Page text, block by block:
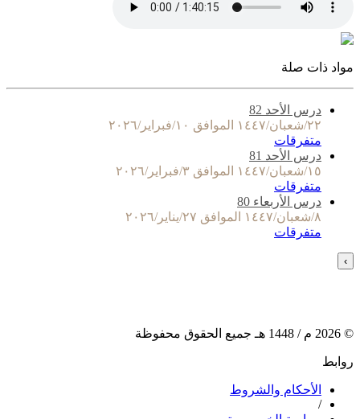
مواد ذات صلة
درس الأحد 82
٢٢/شعبان/١٤٤٧ الموافق ١٠/فبراير/٢٠٢٦
متفرقات
درس الأحد 81
١٥/شعبان/١٤٤٧ الموافق ٣/فبراير/٢٠٢٦
متفرقات
درس الأربعاء 80
٨/شعبان/١٤٤٧ الموافق ٢٧/يناير/٢٠٢٦
متفرقات
›
©
2026 م / 1448 هـ جميع الحقوق محفوظة
روابط
الأحكام والشروط
/